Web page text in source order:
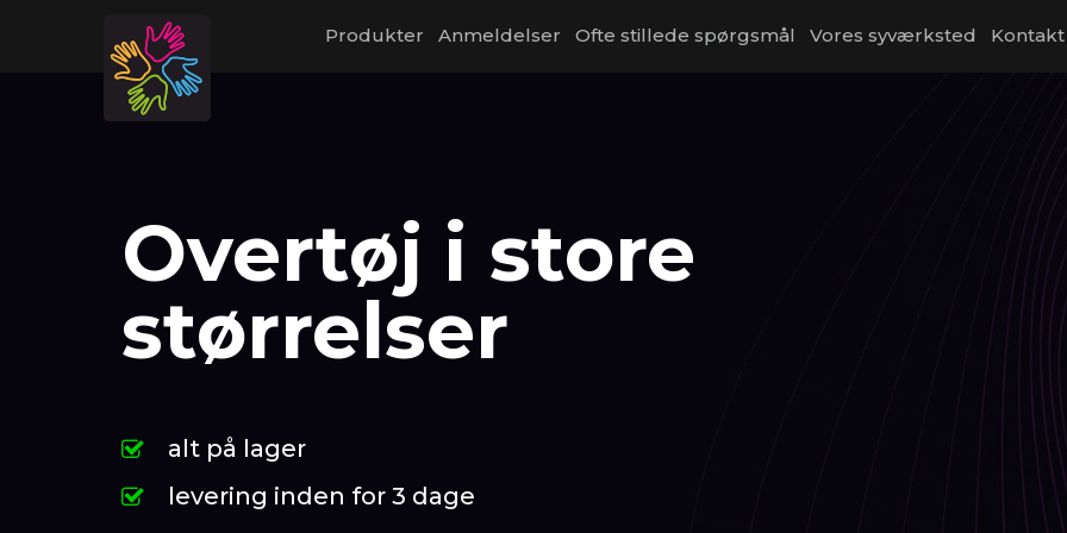
Produkter Anmeldelser Ofte stillede spørgsmål Vores syværksted Kontakt
Overtøj i store
størrelser
alt på lager
levering inden for 3 dage